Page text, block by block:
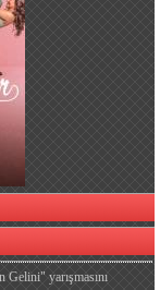
yarışmasını